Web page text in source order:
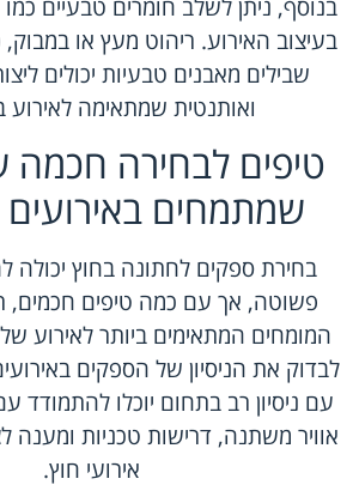
בנוסף, ניתן לשלב חומרים טבעיים
בעיצוב האירוע. ריהוט מעץ או במבוק,
שבילים מאבנים טבעיות יכולים
ואותנטית שמתאימה לאירוע
טיפים לבחירה חכמה
שמתמחים באירועים
בחירת ספקים לחתונה בחוץ יכולה
פשוטה, אך עם כמה טיפים חכמים,
המומחים המתאימים ביותר לאירוע
לבדוק את הניסיון של הספקים
עם ניסיון רב בתחום יוכלו להתמודד
אוויר משתנה, דרישות טכניות ומענה
אירועי חוץ.